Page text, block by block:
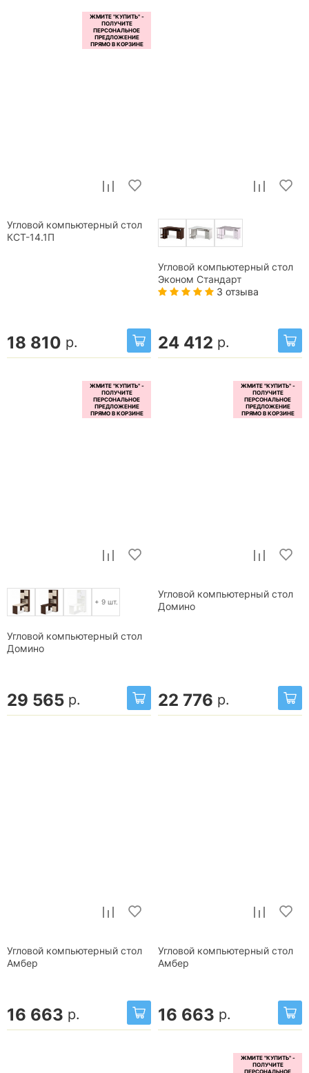
Угловой компьютерный стол
КСТ-14.1П
18 810 р.
Угловой компьютерный стол
Эконом Стандарт
3 отзыва
24 412 р.
+ 9 шт.
Угловой компьютерный стол
Домино
29 565 р.
Угловой компьютерный стол
Домино
22 776 р.
Угловой компьютерный стол
Амбер
16 663 р.
Угловой компьютерный стол
Амбер
16 663 р.